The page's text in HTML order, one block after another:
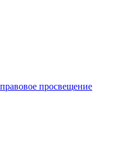
просвещение